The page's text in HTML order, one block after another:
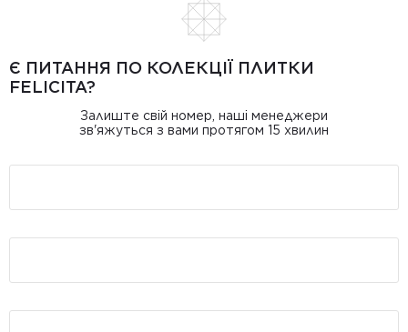
Є ПИТАННЯ ПО КОЛЕКЦІЇ ПЛИТКИ
FELICITA?
Залиште свій номер, наші менеджери
зв'яжуться з вами протягом 15 хвилин